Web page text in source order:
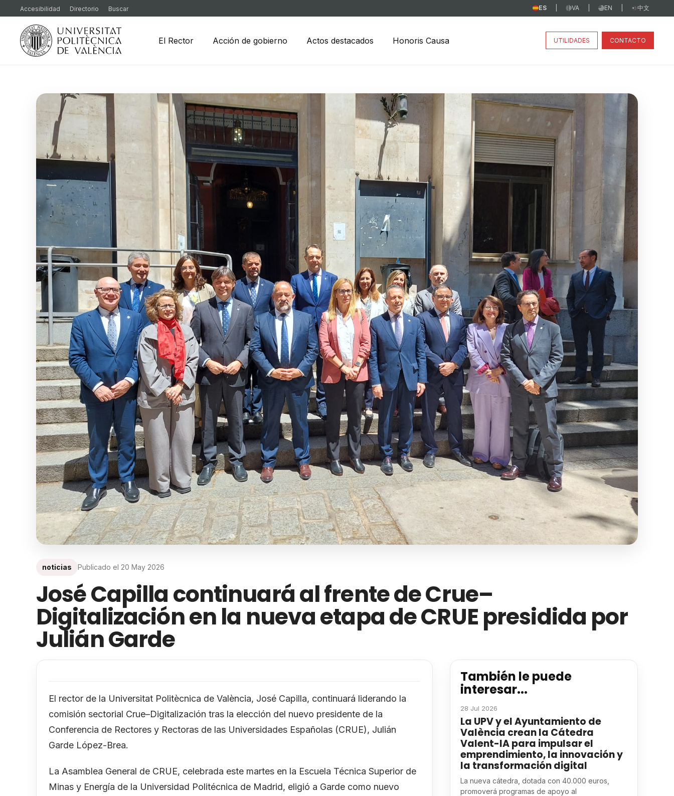
Accesibilidad Directorio Buscar ES VA EN 中文
El Rector Acción de gobierno Actos destacados Honoris Causa UTILIDADES CONTACTO
noticias Publicado el 20 May 2026
José Capilla continuará al frente de Crue–
Digitalización en la nueva etapa de CRUE presidida por
Julián Garde
El rector de la Universitat Politècnica de València, José Capilla, continuará liderando la
comisión sectorial Crue–Digitalización tras la elección del nuevo presidente de la
Conferencia de Rectores y Rectoras de las Universidades Españolas (CRUE), Julián
Garde López-Brea.
La Asamblea General de CRUE, celebrada este martes en la Escuela Técnica Superior de
Minas y Energía de la Universidad Politécnica de Madrid, eligió a Garde como nuevo
También le puede
interesar...
28 Jul 2026
La UPV y el Ayuntamiento de
València crean la Cátedra
Valent-IA para impulsar el
emprendimiento, la innovación y
la transformación digital
La nueva cátedra, dotada con 40.000 euros,
promoverá programas de apoyo al